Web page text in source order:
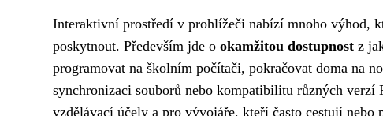
Interaktivní prostředí v prohlížeči nabízí mnoho výhod,
poskytnout. Především jde o okamžitou dostupnost z
programovat na školním počítači, pokračovat doma na
synchronizaci souborů nebo kompatibilitu různých
vzdělávací účely a pro vývojáře, kteří často cestují nebo